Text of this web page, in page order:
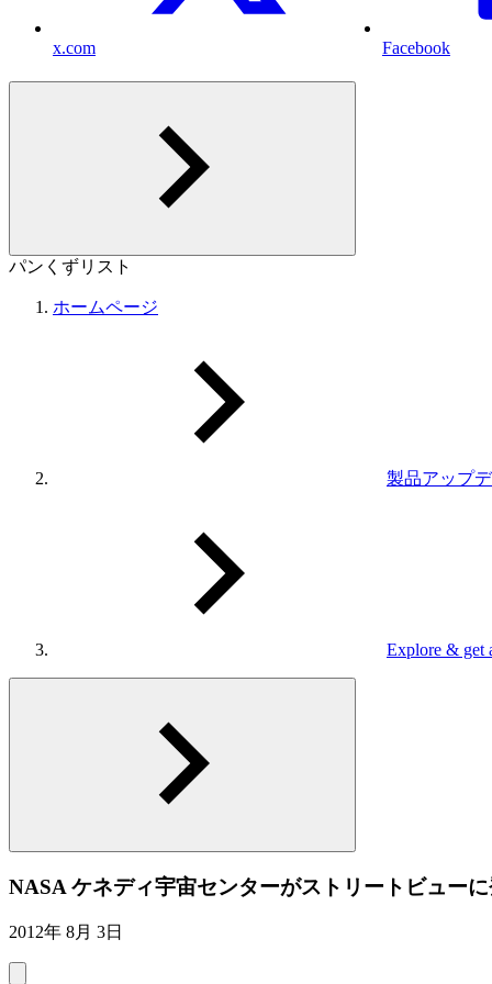
x.com Facebook
パンくずリスト
ホームページ
製品アップ
Explore & get
NASA ケネディ宇宙センターがストリートビューに
2012年 8月 3日